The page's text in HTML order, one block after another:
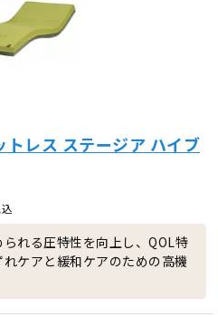
レス ステージア ハイブ
れる圧特性を向上し、QOL特
ケアと緩和ケアのための高機